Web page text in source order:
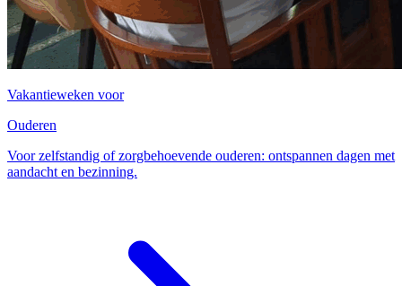
Vakantieweken voor
Ouderen
Voor zelfstandig of zorgbehoevende ouderen: ontspannen dagen met
aandacht en bezinning.